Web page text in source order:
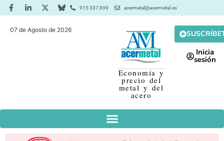
915 337 899 acermetal@acermetal.es
07 de Agosto de 2026
Economía y
precio del
metal y del
acero
Inicia
sesión